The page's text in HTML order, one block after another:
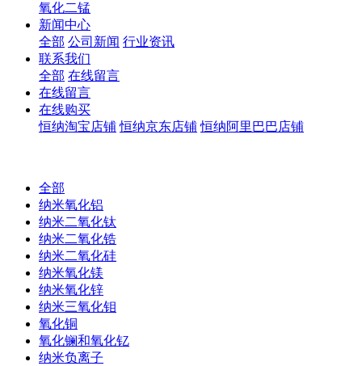
氧化二锰
新闻中心
全部 公司新闻 行业资讯
联系我们
全部 在线留言
在线留言
在线购买
恒纳淘宝店铺 恒纳京东店铺 恒纳阿里巴巴店铺
全部
纳米氧化铝
纳米二氧化钛
纳米二氧化锆
纳米二氧化硅
纳米氧化镁
纳米氧化锌
纳米三氧化钼
氧化铜
氧化镧和氧化钇
纳米负离子